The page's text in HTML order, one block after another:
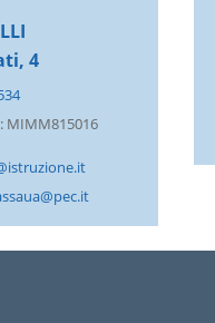
4
MIMM815016